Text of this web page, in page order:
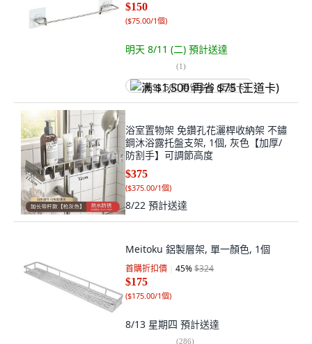
$150
($75.00/1個)
明天 8/11 (二) 預計送達
(1)
满 $1,500 再省 $75 (王道卡)
浴室置物架 免鑽孔花灑桿收納架 不鏽
鋼沐浴露托盤支架, 1個, 灰色【加厚/
防割手】可調節高度
$375
($375.00/1個)
8/22 預計送達
Meitoku 鋁製層架, 單一顏色, 1個
首購折扣價 45%$324
$175
($175.00/1個)
8/13 星期四 預計送達
(286)